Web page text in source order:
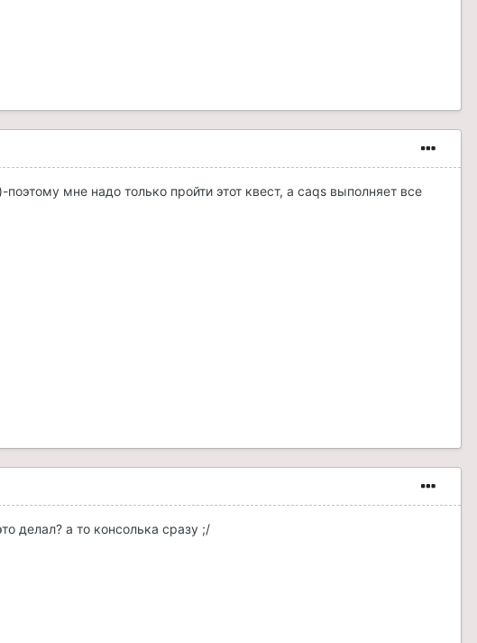
мне надо только пройти этот квест, а caqs выполняет все
делал? а то консолька сразу ;/